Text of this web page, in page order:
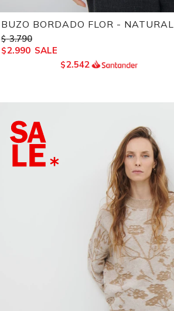
BUZO BORDADO FLOR - NATURAL
$ 3.790
$2.990
$2.542